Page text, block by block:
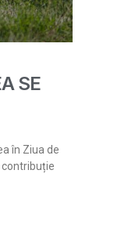
SE
în Ziua de
contribuție